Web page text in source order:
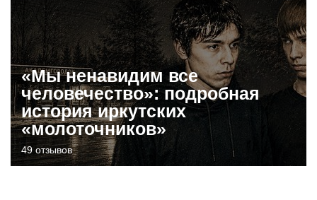
«Мы ненавидим все
человечество»: подробная
история иркутских
«молоточников»
49 отзывов